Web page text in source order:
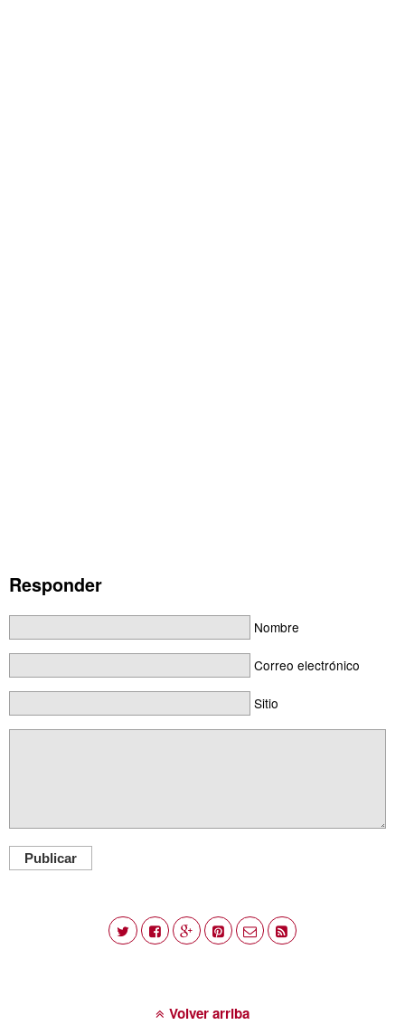
Responder
Nombre
Correo electrónico
Sitio
Publicar
Volver arriba